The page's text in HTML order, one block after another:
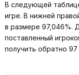
В следующей
игре. В нижней
в размере 97,046%.
поставленный
получить обратно 97